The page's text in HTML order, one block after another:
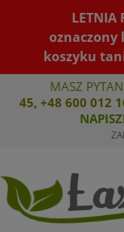
LETNIA
oznaczony
koszyku
MASZ
45, +48 600 012